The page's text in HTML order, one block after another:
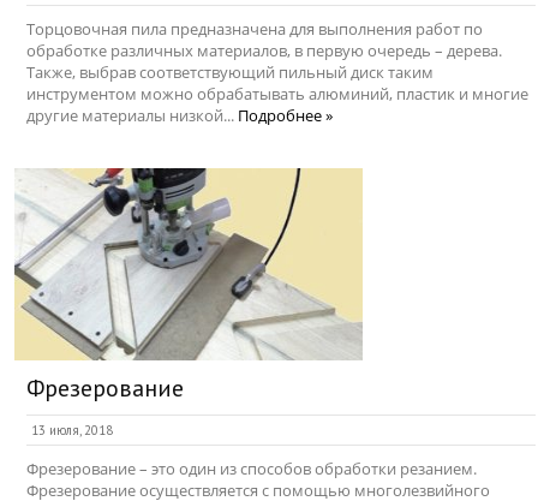
Торцовочная пила предназначена для выполнения работ по
обработке различных материалов, в первую очередь – дерева.
Также, выбрав соответствующий пильный диск таким
инструментом можно обрабатывать алюминий, пластик и многие
другие материалы низкой... Подробнее »
Фрезерование
13 июля, 2018
Фрезерование – это один из способов обработки резанием.
Фрезерование осуществляется с помощью многолезвийного